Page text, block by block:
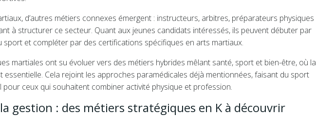
d’autres métiers connexes émergent : instructeurs, arbitres, préparateurs physiques
à structurer ce secteur. Quant aux jeunes candidats intéressés, ils peuvent débuter par
sport et compléter par des certifications spécifiques en arts martiaux.
martiales ont su évoluer vers des métiers hybrides mêlant santé, sport et bien-être, où la
essentielle. Cela rejoint les approches paramédicales déjà mentionnées, faisant du sport
ceux qui souhaitent combiner activité physique et profession.
gestion : des métiers stratégiques en K à découvrir